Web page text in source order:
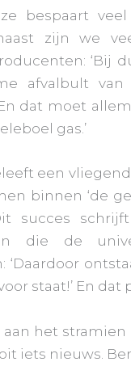
bespaart
zijn we
‘Bij
afvalbult van
dat moet
gas.’
een
binnen ‘de
succes
die de
‘Daardoor
staat!’ En
aan het
iets nieuws.